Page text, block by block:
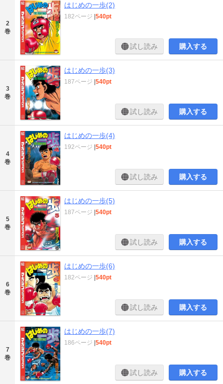
2
巻
はじめの一歩(2)
182ページ |540pt
試し読み 購入する
3
巻
はじめの一歩(3)
187ページ |540pt
試し読み 購入する
4
巻
はじめの一歩(4)
192ページ |540pt
試し読み 購入する
5
巻
はじめの一歩(5)
187ページ |540pt
試し読み 購入する
6
巻
はじめの一歩(6)
182ページ |540pt
試し読み 購入する
7
巻
はじめの一歩(7)
186ページ |540pt
試し読み 購入する